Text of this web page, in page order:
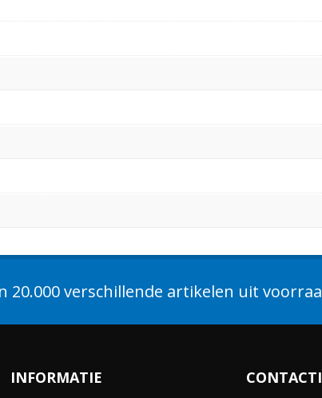
20.000 verschillende artikelen uit
INFORMATIE